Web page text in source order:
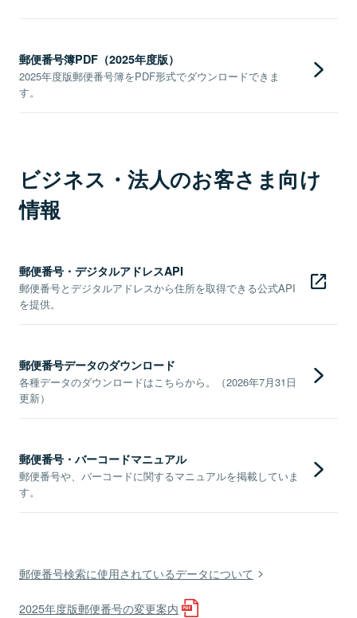
郵便番号簿PDF（2025年度版）
2025年度版郵便番号簿をPDF形式でダウンロードできま
す。
ビジネス・法人のお客さま向け
情報
郵便番号・デジタルアドレスAPI
郵便番号とデジタルアドレスから住所を取得できる公式API
を提供。
郵便番号データのダウンロード
各種データのダウンロードはこちらから。（2026年7月31日
更新）
郵便番号・バーコードマニュアル
郵便番号や、バーコードに関するマニュアルを掲載していま
す。
郵便番号検索に使用されているデータについて
2025年度版郵便番号の変更案内